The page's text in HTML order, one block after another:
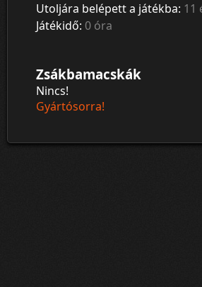
Utoljára belépett a játékba: 11
Játékidő: 0 óra
Zsákbamacskák
Nincs!
Gyártósorra!